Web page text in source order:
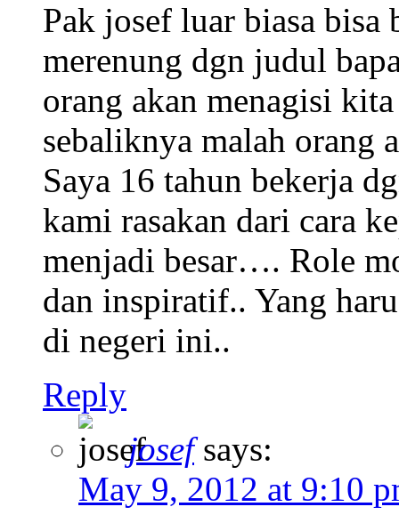
Pak josef luar biasa
merenung dgn judul
orang akan menagisi
sebaliknya malah orang
Saya 16 tahun bekerja
kami rasakan dari cara
menjadi besar…. Role
dan inspiratif.. Yang
di negeri ini..
Reply
josef says:
May 9, 2012 at 9:10